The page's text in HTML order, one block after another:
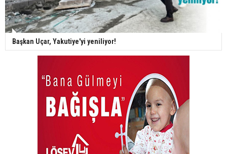
Başkan Uçar, Yakutiye'yi yeniliyor!